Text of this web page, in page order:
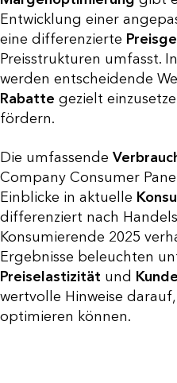
Entwicklung einer
eine differenzierte
Preisstrukturen umfasst.
werden entscheidende
Rabatte gezielt
fördern.
Die umfassende
Company Consumer
Einblicke in aktuelle
differenziert nach
Konsumierende 2025
Ergebnisse beleuchten
Preiselastizität und
wertvolle Hinweise
optimieren können.